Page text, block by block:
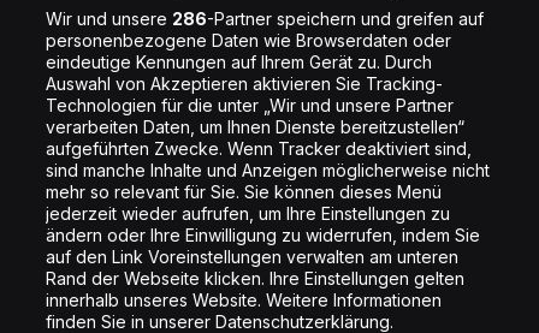
Folge uns
Jobs
Shop
Impressum
Rechtliches
Datenschutz
Cookie Liste
Cookie Einstellung
Wir und unsere 286-Partner speichern und greifen auf
personenbezogene Daten wie Browserdaten oder
eindeutige Kennungen auf Ihrem Gerät zu. Durch
Auswahl von Akzeptieren aktivieren Sie Tracking-
Technologien für die unter „Wir und unsere Partner
verarbeiten Daten, um Ihnen Dienste bereitzustellen“
aufgeführten Zwecke. Wenn Tracker deaktiviert sind,
sind manche Inhalte und Anzeigen möglicherweise nicht
mehr so relevant für Sie. Sie können dieses Menü
jederzeit wieder aufrufen, um Ihre Einstellungen zu
ändern oder Ihre Einwilligung zu widerrufen, indem Sie
auf den Link Voreinstellungen verwalten am unteren
Rand der Webseite klicken. Ihre Einstellungen gelten
innerhalb unseres Website. Weitere Informationen
finden Sie in unserer Datenschutzerklärung.